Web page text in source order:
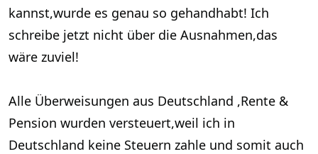
kannst,wurde es genau so gehandhabt! Ich
schreibe jetzt nicht über die Ausnahmen,das
wäre zuviel!
Alle Überweisungen aus Deutschland ,Rente &
Pension wurden versteuert,weil ich in
Deutschland keine Steuern zahle und somit auch